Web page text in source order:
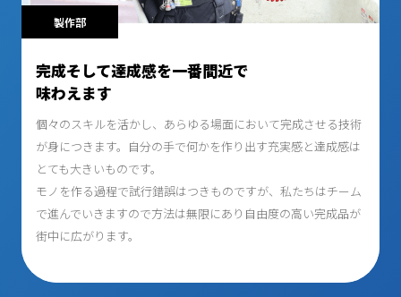
製作部
完成そして達成感を一番間近で
味わえます
個々のスキルを活かし、あらゆる場面において完成させる技術
が身につきます。自分の手で何かを作り出す充実感と達成感は
とても大きいものです。
モノを作る過程で試行錯誤はつきものですが、私たちはチーム
で進んでいきますので方法は無限にあり自由度の高い完成品が
街中に広がります。